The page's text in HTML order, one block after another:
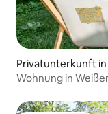
Privatunterkunft in
Wohnung in